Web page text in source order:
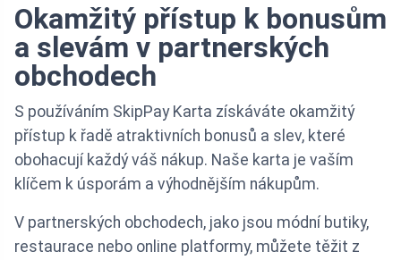
Okamžitý přístup k bonusům
a slevám v partnerských
obchodech
S používáním SkipPay Karta získáváte okamžitý
přístup k řadě atraktivních bonusů a slev, které
obohacují každý váš nákup. Naše karta je vaším
klíčem k úsporám a výhodnějším nákupům.
V partnerských obchodech, jako jsou módní butiky,
restaurace nebo online platformy, můžete těžit z